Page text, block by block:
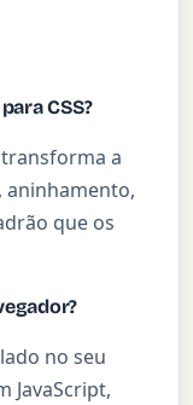
CSS?
transforma a
aninhamento,
que os
no seu
JavaScript,